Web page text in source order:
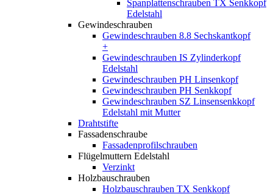
Spanplattenschrauben TX Senkkopf
Edelstahl
Gewindeschrauben
Gewindeschrauben 8.8 Sechskantkopf
+
Gewindeschrauben IS Zylinderkopf
Edelstahl
Gewindeschrauben PH Linsenkopf
Gewindeschrauben PH Senkkopf
Gewindeschrauben SZ Linsensenkkopf
Edelstahl mit Mutter
Drahtstifte
Fassadenschraube
Fassadenprofilschrauben
Flügelmuttern Edelstahl
Verzinkt
Holzbauschrauben
Holzbauschrauben TX Senkkopf